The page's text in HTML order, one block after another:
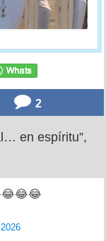
2
en espíritu”,